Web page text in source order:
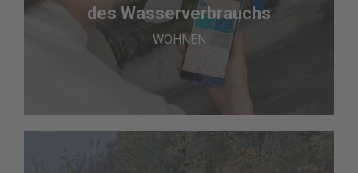
des Wasserverbrauchs
WOHNEN